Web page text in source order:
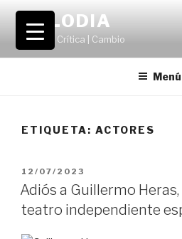
Saltar
contenido
VOLODIA
Teatro | Crítica | Cambio
Menú
ETIQUETA: ACTORES
PUBLICADO
EL
12/07/2023
Adiós a Guillermo
teatro independiente